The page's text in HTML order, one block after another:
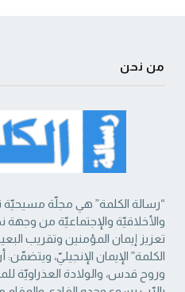
من نحن
“رسالة الكلمة” هي مجلّة مسيحيّة
والأخلاقيّة والإجتماعيّة من ‏وجهة
تعزيز إيمان المؤمنين وتقريب
‏الكلمة” الإيمان الإنجيليّ، ويتضمّن:
وروح قدس، والولادة العذراويّة